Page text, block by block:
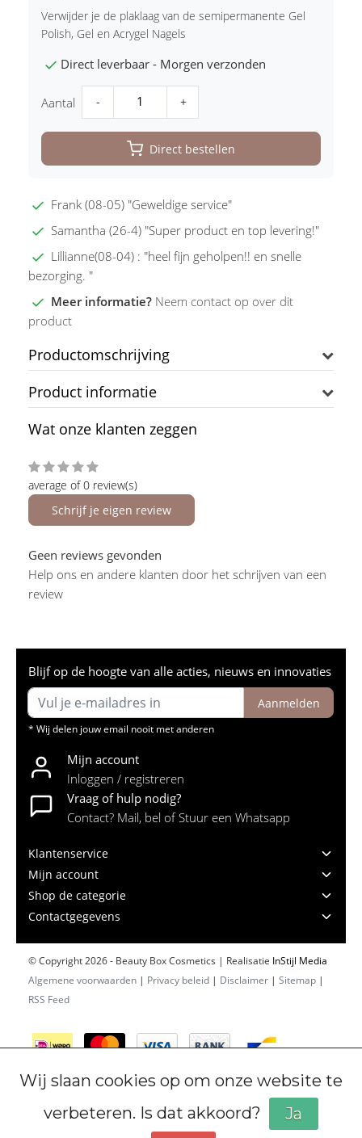
Verwijder je de plaklaag van de semipermanente Gel
Polish, Gel en Acrygel Nagels
Direct leverbaar - Morgen verzonden
Aantal - +
Direct bestellen
Frank (08-05) "Geweldige service"
Samantha (26-4) "Super product en top levering!"
Lillianne(08-04) : "heel fijn geholpen!! en snelle
bezorging. "
Meer informatie? Neem contact op over dit
product
Productomschrijving
Product informatie
Wat onze klanten zeggen
average of 0 review(s)
Schrijf je eigen review
Geen reviews gevonden
Help ons en andere klanten door het schrijven van een
review
Blijf op de hoogte van alle acties, nieuws en innovaties
Aanmelden
* Wij delen jouw email nooit met anderen
Mijn account
Inloggen / registreren
Vraag of hulp nodig?
Contact? Mail, bel of Stuur een Whatsapp
Klantenservice
Mijn account
Shop de categorie
Contactgegevens
© Copyright 2026 - Beauty Box Cosmetics | Realisatie InStijl Media
Algemene voorwaarden | Privacy beleid | Disclaimer | Sitemap |
RSS Feed
Wij slaan cookies op om onze website te
verbeteren. Is dat akkoord?
Ja